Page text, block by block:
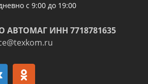
с 9:00 до 19:00
АВТОМАГ ИНН 7718781635